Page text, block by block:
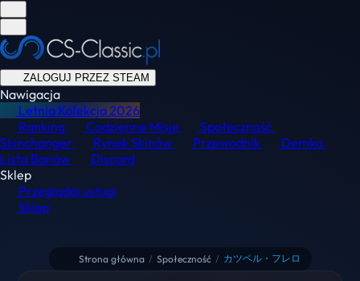
ZALOGUJ PRZEZ STEAM
Nawigacja
Letnia Kolekcja2026
Ranking
Codzienne Misje
Społeczność
Skinchanger
Rynek Skinów Przewodnik
Demka
Lista Banów
Discord
Sklep
Przeglądaj usługi
Sklep
Strona główna / Społeczność / カツペル・フレロ